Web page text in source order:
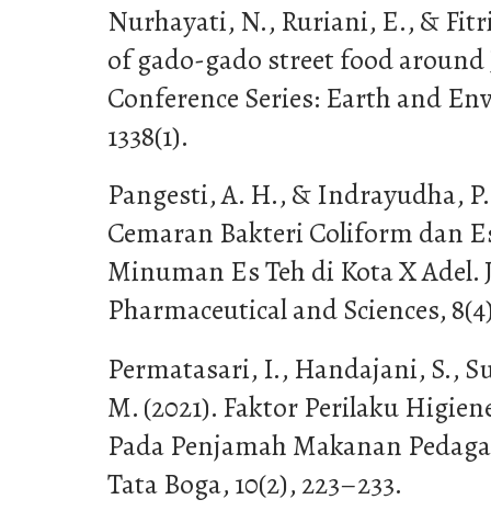
Nurhayati, N., Ruriani, E., &
of gado-gado street food around
Conference Series: Earth and
1338(1).
Pangesti, A. H., & Indrayudha,
Cemaran Bakteri Coliform dan
Minuman Es Teh di Kota X Adel.
Pharmaceutical and Sciences,
Permatasari, I., Handajani, S.,
M. (2021). Faktor Perilaku
Pada Penjamah Makanan
Tata Boga, 10(2), 223–233.